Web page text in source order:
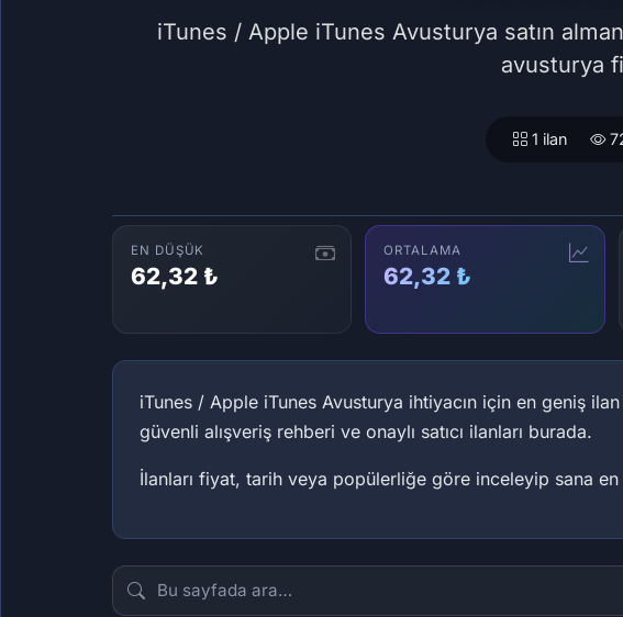
iTunes / Apple iTunes Avusturya satın
avusturya
1 ilan
EN DÜŞÜK
62,32 ₺
ORTALAMA
62,32 ₺
iTunes / Apple iTunes Avusturya ihtiyacın için en geniş
güvenli alışveriş rehberi ve onaylı satıcı ilanları burada.
İlanları fiyat, tarih veya popülerliğe göre inceleyip sana